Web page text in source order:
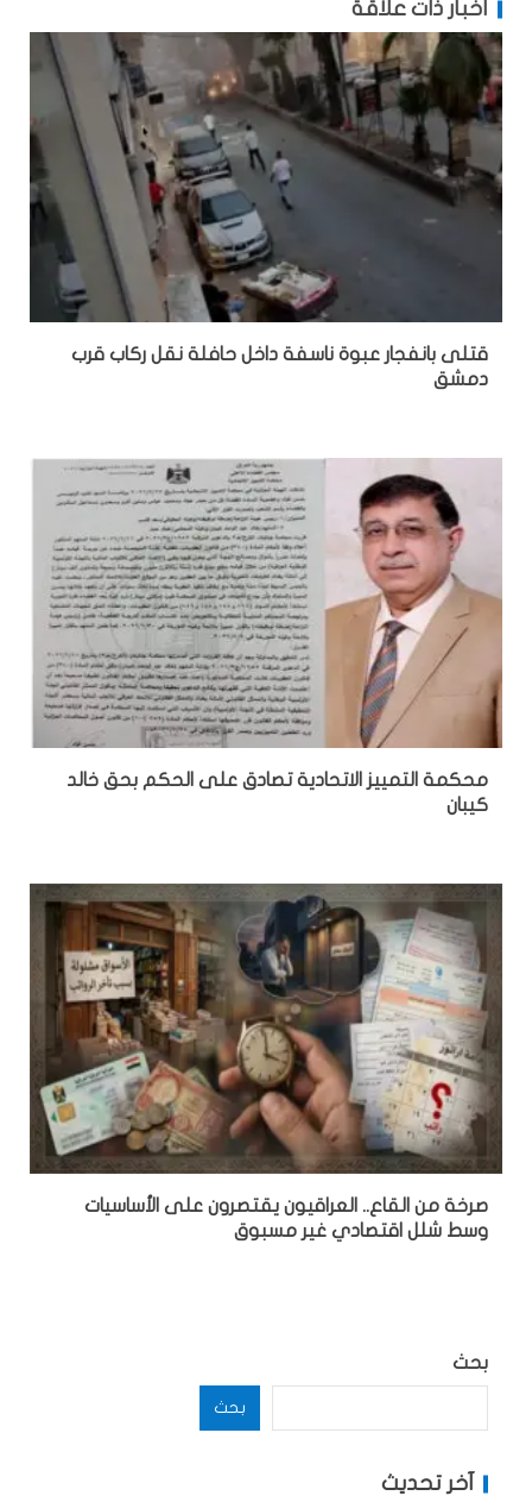
أخبار ذات علاقة
قتلى بانفجار عبوة ناسفة داخل حافلة نقل ركاب قرب
دمشق
محكمة التمييز الاتحادية تصادق على الحكم بحق خالد
كيبان
صرخة من القاع.. العراقيون يقتصرون على الأساسيات
وسط شلل اقتصادي غير مسبوق
بحث
بحث
آخر تحديث